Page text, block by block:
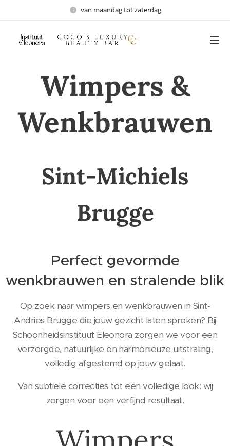
van maandag tot zaterdag
Wimpers &
Wenkbrauwen
Sint-Michiels
Brugge
Perfect gevormde
wenkbrauwen en stralende blik
Op zoek naar wimpers en wenkbrauwen in Sint-
Andries Brugge die jouw gezicht laten spreken? Bij
Schoonheidsinstituut Eleonora zorgen we voor een
verzorgde, natuurlijke en harmonieuze uitstraling,
volledig afgestemd op jouw gelaat.
Van subtiele correcties tot een volledige look: wij
zorgen voor een verfijnd resultaat.